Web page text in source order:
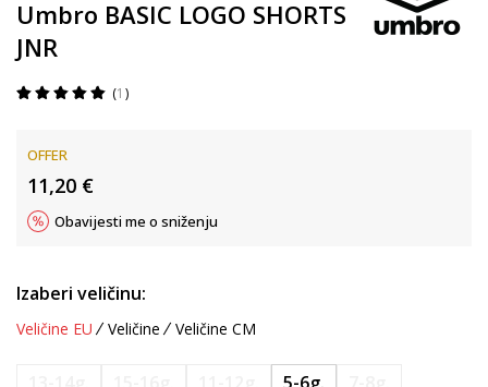
Umbro BASIC LOGO SHORTS
JNR
1
OFFER
11,20 €
Obavijesti me o sniženju
Izaberi veličinu:
Veličine EU Veličine Veličine CM